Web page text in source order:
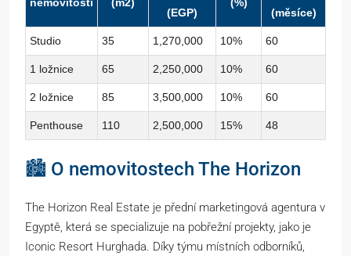
(EGP)
(měsíce)
Studio 35 1,270,000 10% 60
1 ložnice 65 2,250,000 10% 60
2 ložnice 85 3,500,000 10% 60
Penthouse 110 2,500,000 15% 48
🏙️ O nemovitostech The Horizon
The Horizon Real Estate je přední marketingová agentura v
Egyptě, která se specializuje na pobřežní projekty, jako je
Iconic Resort Hurghada. Díky týmu místních odborníků,